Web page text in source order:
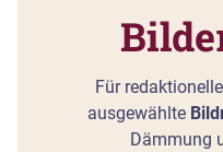
Für
ausgewählte
Dämmung